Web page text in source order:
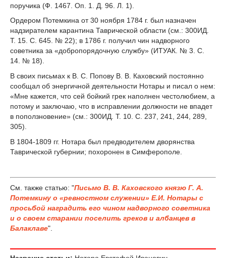
поручика (Ф. 1467. Оп. 1. Д. 96. Л. 1).
Ордером Потемкина от 30 ноября 1784 г. был назначен
надзирателем карантина Таврической области (см.: 300ИД.
Т. 15. С. 645. № 22); в 1786 г. получил чин надворного
советника за «добропорядочную службу» (ИТУАК. № 3. С.
14. № 18).
В своих письмах к В. С. Попову В. В. Каховский постоянно
сообщал об энергичной деятельности Нотары и писал о нем:
«Мне кажется, что сей бойкий грек наполнен честолюбием, а
потому и заключаю, что в исправлении должности не впадет
в поползновение» (см.: 300ИД. Т. 10. С. 237, 241, 244, 289,
305).
В 1804-1809 гг. Нотара был предводителем дворянства
Таврической губернии; похоронен в Симферополе.
См. также статью: "Письмо В. В. Каховского князю Г. А.
Потемкину о «ревностном служении» Е.И. Нотары с
просьбой наградить его чином надворного советника
и о своем старании поселить греков и албанцев в
Балаклаве".